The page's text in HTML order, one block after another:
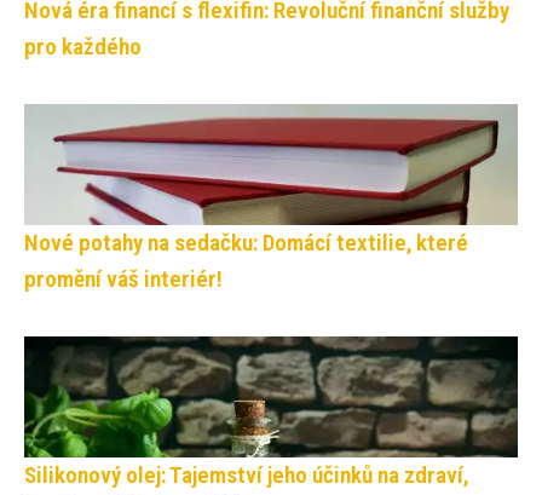
Nová éra financí s flexifin: Revoluční finanční služby
pro každého
Nové potahy na sedačku: Domácí textilie, které
promění váš interiér!
Silikonový olej: Tajemství jeho účinků na zdraví,